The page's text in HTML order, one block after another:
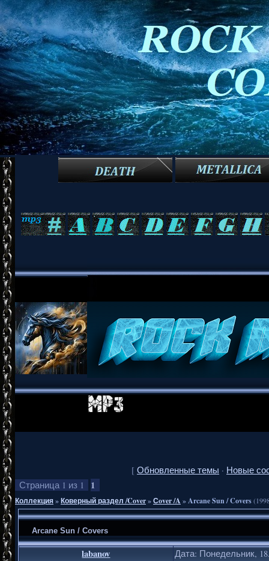
[ Обновленные темы · Новые
Страница 1 из 1 1
Коллекция»Коверный раздел /Cover»Сover /A »Arcane Sun / Covers
Arcane Sun / Covers
labanov Дата: Понедельник,